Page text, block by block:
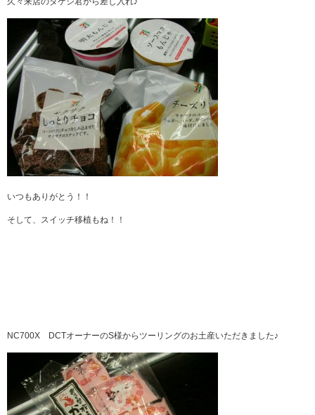
いつもありがとう！！
そして、スイッチ移植もね！！
NC700X DCTオーナーのS様からツーリングのお土産いただきました♪